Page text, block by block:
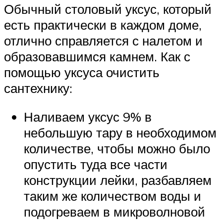
Обычный столовый уксус, который
есть практически в каждом доме,
отлично справляется с налетом и
образовавшимся камнем. Как с
помощью уксуса очистить
сантехнику:
Наливаем уксус 9% в
небольшую тару в необходимом
количестве, чтобы можно было
опустить туда все части
конструкции лейки, разбавляем
таким же количеством воды и
подогреваем в микроволновой